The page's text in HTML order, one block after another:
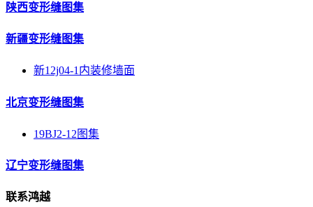
陕西变形缝图集
新疆变形缝图集
新12j04-1内装修墙面
北京变形缝图集
19BJ2-12图集
辽宁变形缝图集
联系鸿越